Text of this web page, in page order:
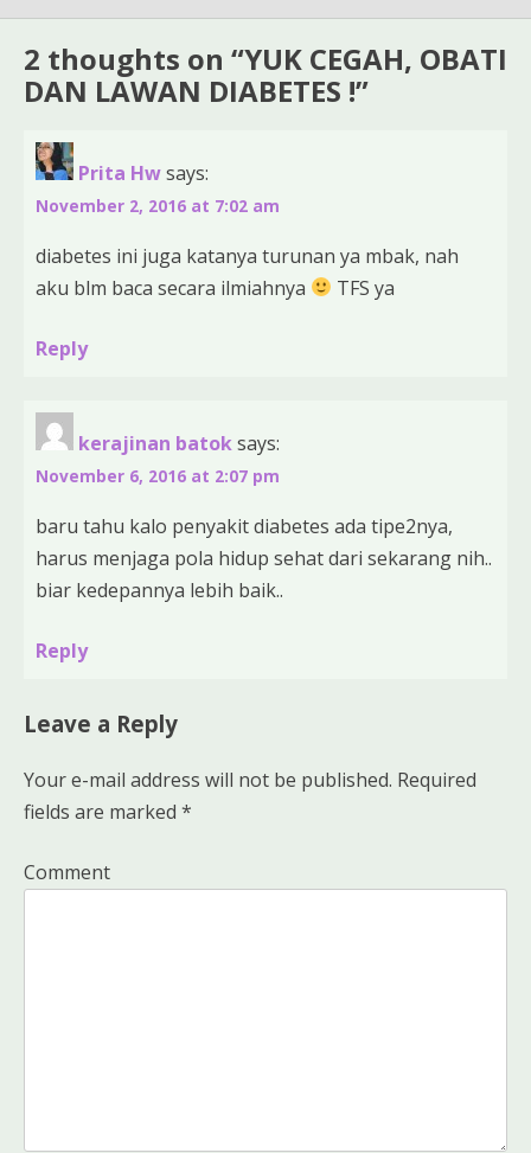
2 thoughts on “YUK CEGAH, OBATI
DAN LAWAN DIABETES !”
Prita Hwsays:
November 2, 2016 at 7:02 am
diabetes ini juga katanya turunan ya mbak, nah
aku blm baca secara ilmiahnya
TFS ya
Reply
kerajinan batoksays:
November 6, 2016 at 2:07 pm
baru tahu kalo penyakit diabetes ada tipe2nya,
harus menjaga pola hidup sehat dari sekarang nih..
biar kedepannya lebih baik..
Reply
Leave a Reply
Your e-mail address will not be published. Required
fields are marked *
Comment